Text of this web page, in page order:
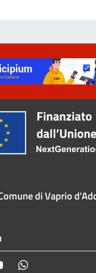
di Vaprio
Youtube